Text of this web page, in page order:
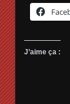
J’aime ça :